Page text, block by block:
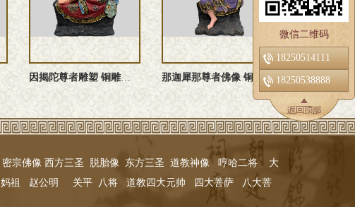
因揭陀尊者雕塑 铜雕布袋罗汉
密宗佛像 西方三圣 脱胎像 东方三圣 道教神像 哼哈二将
大
妈祖 赵公明 关平 八将 道教四大元帅 四大菩萨
八大菩
微信二维码
18250514111
18250538888